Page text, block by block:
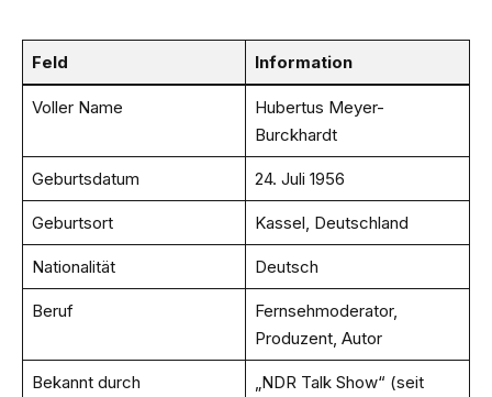
Feld Information
Voller Name
Hubertus Meyer-
Burckhardt
Geburtsdatum 24. Juli 1956
Geburtsort Kassel, Deutschland
Nationalität Deutsch
Beruf
Fernsehmoderator,
Produzent, Autor
Bekannt durch
„NDR Talk Show“ (seit